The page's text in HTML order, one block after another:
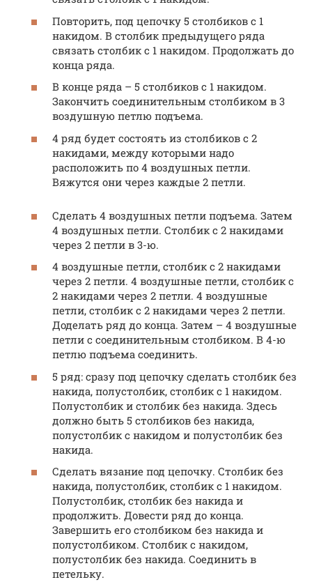
Повторить, под цепочку 5 столбиков с 1
накидом. В столбик предыдущего ряда
связать столбик с 1 накидом. Продолжать до
конца ряда.
В конце ряда – 5 столбиков с 1 накидом.
Закончить соединительным столбиком в 3
воздушную петлю подъема.
4 ряд будет состоять из столбиков с 2
накидами, между которыми надо
расположить по 4 воздушных петли.
Вяжутся они через каждые 2 петли.
Сделать 4 воздушных петли подъема. Затем
4 воздушных петли. Столбик с 2 накидами
через 2 петли в 3-ю.
4 воздушные петли, столбик с 2 накидами
через 2 петли. 4 воздушные петли, столбик с
2 накидами через 2 петли. 4 воздушные
петли, столбик с 2 накидами через 2 петли.
Доделать ряд до конца. Затем – 4 воздушные
петли с соединительным столбиком. В 4-ю
петлю подъема соединить.
5 ряд: сразу под цепочку сделать столбик без
накида, полустолбик, столбик с 1 накидом.
Полустолбик и столбик без накида. Здесь
должно быть 5 столбиков без накида,
полустолбик с накидом и полустолбик без
накида.
Сделать вязание под цепочку. Столбик без
накида, полустолбик, столбик с 1 накидом.
Полустолбик, столбик без накида и
продолжить. Довести ряд до конца.
Завершить его столбиком без накида и
полустолбиком. Столбик с накидом,
полустолбик без накида. Соединить в
петельку.